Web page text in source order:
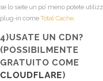
se lo siete un po’ meno potete
plug-in comeTotal Cache.
4)USATE UN CDN?
(POSSIBILMENTE
GRATUITO COME
CLOUDFLARE)